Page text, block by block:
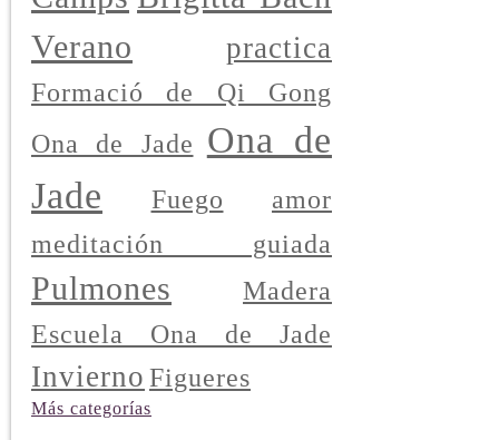
Verano
practica
Formació de Qi Gong
Ona de Jade Ona de
Jade
Fuego
amor
meditación guiada
Pulmones
Madera
Escuela Ona de Jade
Invierno Figueres
Más categorías